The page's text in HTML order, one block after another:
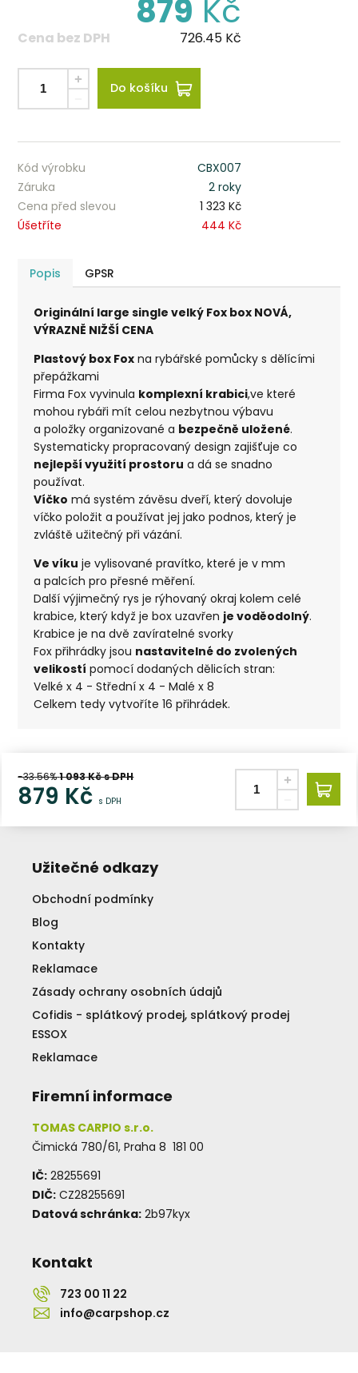
879 Kč
Cena bez DPH 726.45 Kč
Do košíku
Kód výrobku
CBX007
Záruka
2 roky
Cena před slevou
1 323 Kč
Úšetříte
444 Kč
Popis GPSR
Originální large single velký Fox box NOVÁ,
VÝRAZNĚ NIŽŠÍ CENA
Plastový box Fox na rybářské pomůcky s dělícími
přepážkami
Firma Fox vyvinula komplexní krabici,ve které
mohou rybáři mít celou nezbytnou výbavu
a položky organizované a bezpečně uložené.
Systematicky propracovaný design zajišťuje co
nejlepší využití prostoru a dá se snadno
používat.
Víčko má systém závěsu dveří, který dovoluje
víčko položit a používat jej jako podnos, který je
zvláště užitečný při vázání.
Ve víku je vylisované pravítko, které je v mm
a palcích pro přesné měření.
Další výjimečný rys je rýhovaný okraj kolem celé
krabice, který když je box uzavřen je voděodolný.
Krabice je na dvě zavíratelné svorky
Fox přihrádky jsou nastavitelné do zvolených
velikostí pomocí dodaných dělicích stran:
Velké x 4 - Střední x 4 - Malé x 8
Celkem tedy vytvoříte 16 přihrádek.
-33.56%1 093Kč s DPH
879 Kč s DPH
Užitečné odkazy
Obchodní podmínky
Blog
Kontakty
Reklamace
Zásady ochrany osobních údajů
Cofidis - splátkový prodej, splátkový prodej
ESSOX
Reklamace
Firemní informace
TOMAS CARPIO s.r.o.
Čimická 780/61, Praha 8 181 00
IČ: 28255691
DIČ: CZ28255691
Datová schránka: 2b97kyx
Kontakt
723 00 11 22
info@carpshop.cz